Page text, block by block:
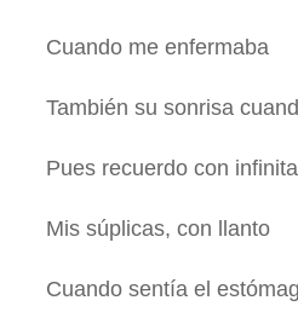
Cuando me enfermaba
También su sonrisa
Pues recuerdo con
Mis súplicas, con llanto
Cuando sentía el